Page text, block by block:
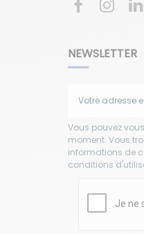
NEWSLETTER
Vous pouvez
moment. Vous
informations de
conditions